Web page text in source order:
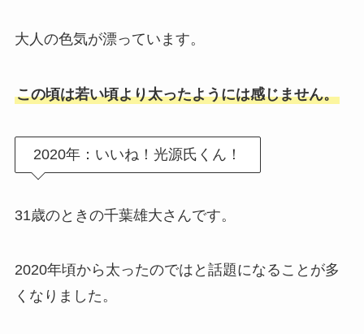
大人の色気が漂っています。
この頃は若い頃より太ったようには感じません。
2020年：いいね！光源氏くん！
31歳のときの千葉雄大さんです。
2020年頃から太ったのではと話題になることが多
くなりました。